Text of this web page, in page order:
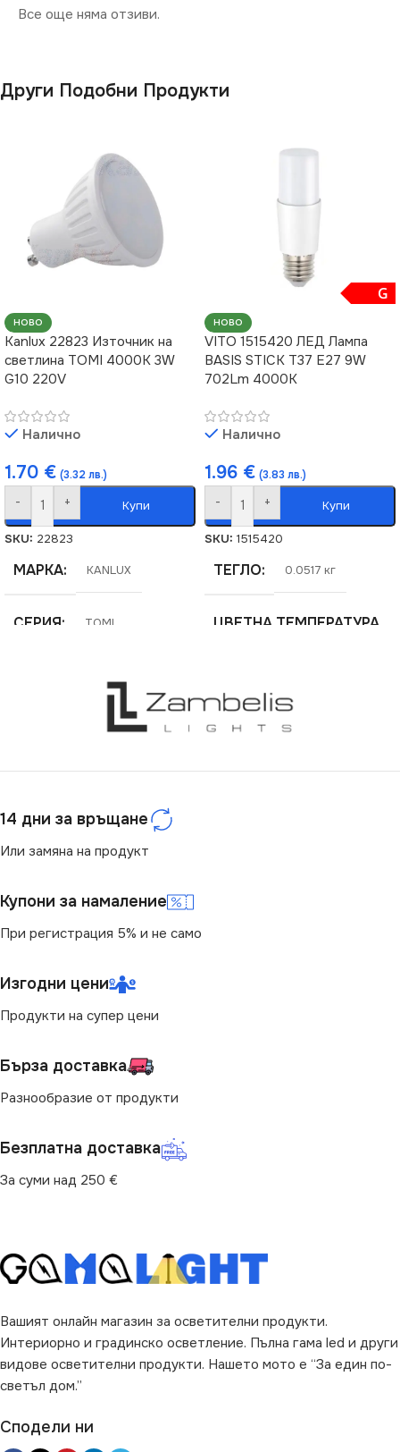
Все още няма отзиви.
Други Подобни Продукти
НОВО
Kanlux 22823 Източник на
светлина TOMI 4000K 3W
G10 220V
Налично
1.70 € (3.32 лв.)
- + Купи
SKU: 22823
МАРКА KANLUX
СЕРИЯ TOMI
ДИМИРАНЕ
Не се димира
4000
ЦОКЪЛ GU10
СВЕТЛИНЕН ПОТОК
(LM)
210
Рефлекторна
G
НОВО
VITO 1515420 ЛЕД Лампа
BASIS STICK T37 E27 9W
702Lm 4000K
Налично
1.96 € (3.83 лв.)
- + Купи
SKU: 1515420
ТЕГЛО 0.0517 кг
ЦВЕТНА ТЕМПЕРАТУРА
ДИМИРАНЕ
ФОРМА НА ЛАМПАТА
ВИД НА КРУШКАТА
14 дни за връщане
Или замяна на продукт
Купони за намаление
При регистрация 5% и не само
Изгодни цени
Продукти на супер цени
Бърза доставка
Разнообразие от продукти
Безплатна доставка
За суми над 250 €
Вашият онлайн магазин за осветителни продукти.
Интериорно и градинско осветление. Пълна гама led и други
видове осветителни продукти. Нашето мото е “За един по-
светъл дом.”
Сподели ни